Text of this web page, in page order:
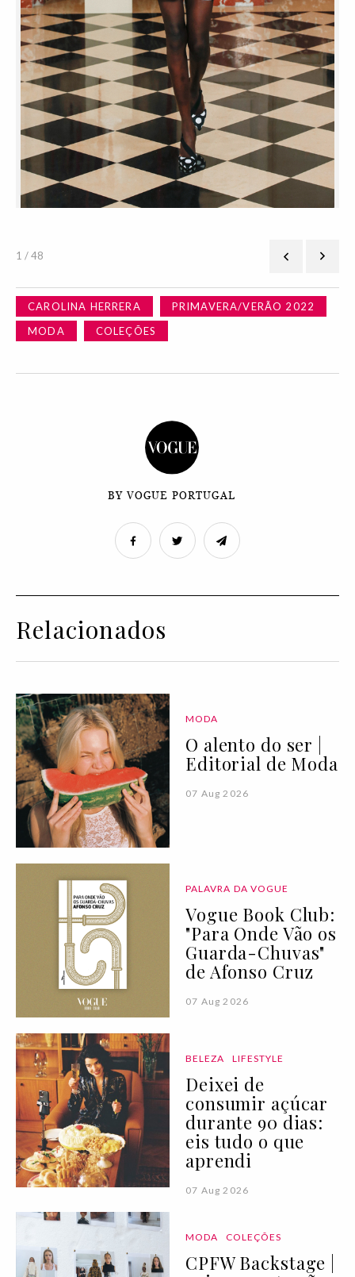
1 / 48
CAROLINA HERRERA
PRIMAVERA/VERÃO 2022
MODA
COLEÇÕES
BY VOGUE PORTUGAL
Relacionados
MODA
O alento do ser |
Editorial de Moda
07 Aug 2026
PALAVRA DA VOGUE
Vogue Book Club:
"Para Onde Vão os
Guarda-Chuvas"
de Afonso Cruz
07 Aug 2026
BELEZA LIFESTYLE
Deixei de
consumir açúcar
durante 90 dias:
eis tudo o que
aprendi
07 Aug 2026
MODA COLEÇÕES
CPFW Backstage |